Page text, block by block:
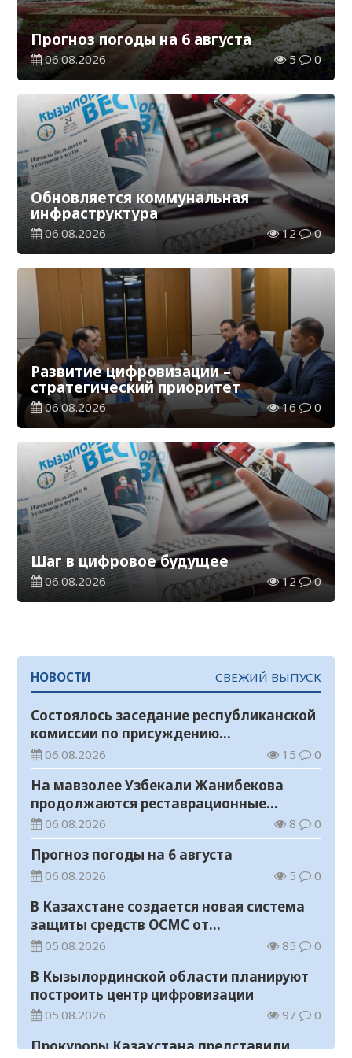
Прогноз погоды на 6 августа
06.08.2026 5 0
Обновляется коммунальная
инфраструктура
06.08.2026 12 0
Развитие цифровизации –
стратегический приоритет
06.08.2026 16 0
Шаг в цифровое будущее
06.08.2026 12 0
НОВОСТИ СВЕЖИЙ ВЫПУСК
Состоялось заседание республиканской
комиссии по присуждению
образовательных грантов
06.08.2026 15 0
На мавзолее Узбекали Жанибекова
продолжаются реставрационные
работы
06.08.2026 8 0
Прогноз погоды на 6 августа
06.08.2026 5 0
В Казахстане создается новая система
защиты средств ОСМС от
необоснованных выплат
05.08.2026 85 0
В Кызылординской области планируют
построить центр цифровизации
05.08.2026 97 0
Прокуроры Казахстана представили